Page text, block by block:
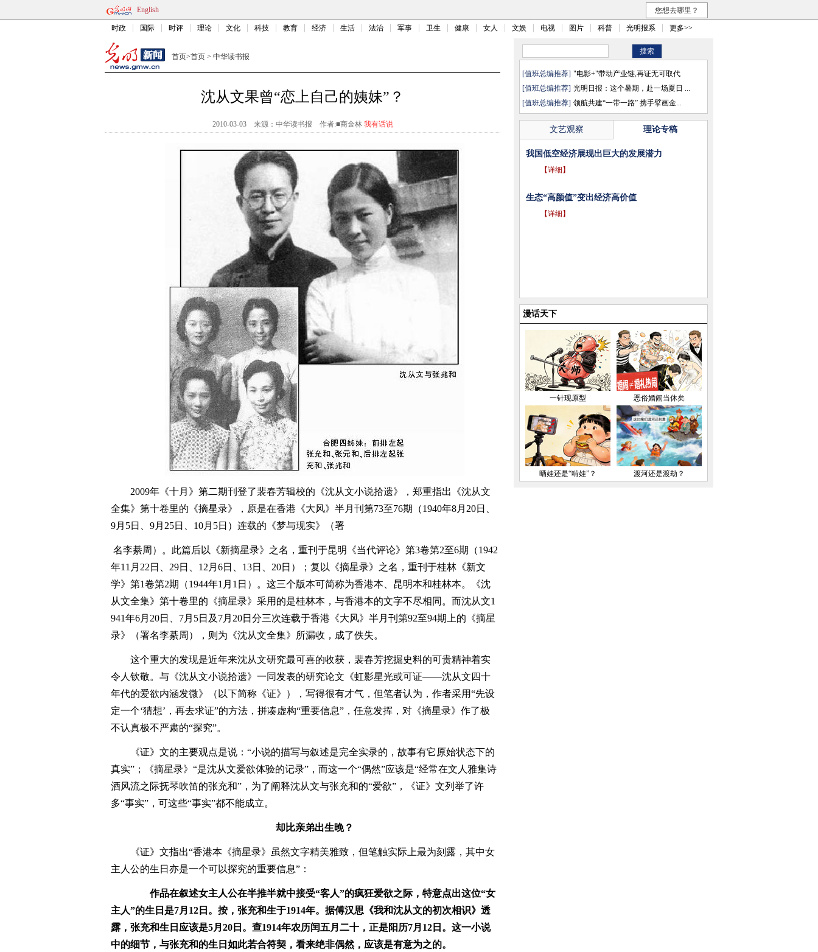
English 您想去哪里？
时政 国际 时评 理论 文化 科技 教育 经济 生活 法治 军事 卫生 健康 女人 文娱 电视 图片 科普 光明报系 更多>>
首页>首页 > 中华读书报
沈从文果曾“恋上自己的姨妹”？
2010-03-03 来源：中华读书报 作者:■商金林 我有话说
2009年《十月》第二期刊登了裴春芳辑校的《沈从文小说拾遗》，郑重指出《沈从文
全集》第十卷里的《摘星录》，原是在香港《大风》半月刊第73至76期（1940年8月20日、
9月5日、9月25日、10月5日）连载的《梦与现实》（署
名李綦周）。此篇后以《新摘星录》之名，重刊于昆明《当代评论》第3卷第2至6期（1942
年11月22日、29日、12月6日、13日、20日）；复以《摘星录》之名，重刊于桂林《新文
学》第1卷第2期（1944年1月1日）。这三个版本可简称为香港本、昆明本和桂林本。《沈
从文全集》第十卷里的《摘星录》采用的是桂林本，与香港本的文字不尽相同。而沈从文1
941年6月20日、7月5日及7月20日分三次连载于香港《大风》半月刊第92至94期上的《摘星
录》（署名李綦周），则为《沈从文全集》所漏收，成了佚失。
这个重大的发现是近年来沈从文研究最可喜的收获，裴春芳挖掘史料的可贵精神着实
令人钦敬。与《沈从文小说拾遗》一同发表的研究论文《虹影星光或可证――沈从文四十
年代的爱欲内涵发微》（以下简称《证》），写得很有才气，但笔者认为，作者采用“先设
定一个‘猜想’，再去求证”的方法，拼凑虚构“重要信息”，任意发挥，对《摘星录》作了极
不认真极不严肃的“探究”。
《证》文的主要观点是说：“小说的描写与叙述是完全实录的，故事有它原始状态下的
真实”；《摘星录》“是沈从文爱欲体验的记录”，而这一个“偶然”应该是“经常在文人雅集诗
酒风流之际抚琴吹笛的张充和”，为了阐释沈从文与张充和的“爱欲”，《证》文列举了许
多“事实”，可这些“事实”都不能成立。
却比亲弟出生晚？
《证》文指出“香港本《摘星录》虽然文字精美雅致，但笔触实际上最为刻露，其中女
主人公的生日亦是一个可以探究的重要信息”：
作品在叙述女主人公在半推半就中接受“客人”的疯狂爱欲之际，特意点出这位“女
主人”的生日是7月12日。按，张充和生于1914年。据傅汉思《我和沈从文的初次相识》透
露，张充和生日应该是5月20日。查1914年农历闰五月二十，正是阳历7月12日。这一小说
中的细节，与张充和的生日如此若合符契，看来绝非偶然，应该是有意为之的。
[值班总编推荐] "电影+"带动产业链,再证无可取代
[值班总编推荐] 光明日报：这个暑期，赴一场夏日 ...
[值班总编推荐] 领航共建“一带一路” 携手擘画金...
文艺观察 理论专稿
我国低空经济展现出巨大的发展潜力
【详细】
生态“高颜值”变出经济高价值
【详细】
漫话天下
一针现原型 恶俗婚闹当休矣
晒娃还是“啃娃”？ 渡河还是渡劫？